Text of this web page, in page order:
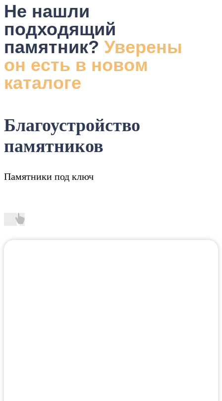
Не нашли
подходящий
памятник? Уверены
он есть в новом
каталоге
Благоустройство
памятников
Памятники под ключ